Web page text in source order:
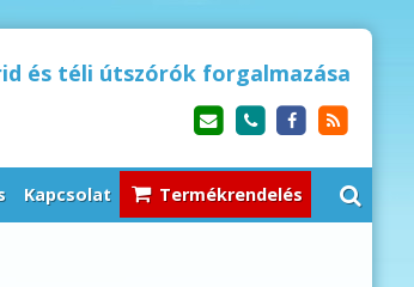
és téli útszórók forgalmazása
Kapcsolat Termékrendelés